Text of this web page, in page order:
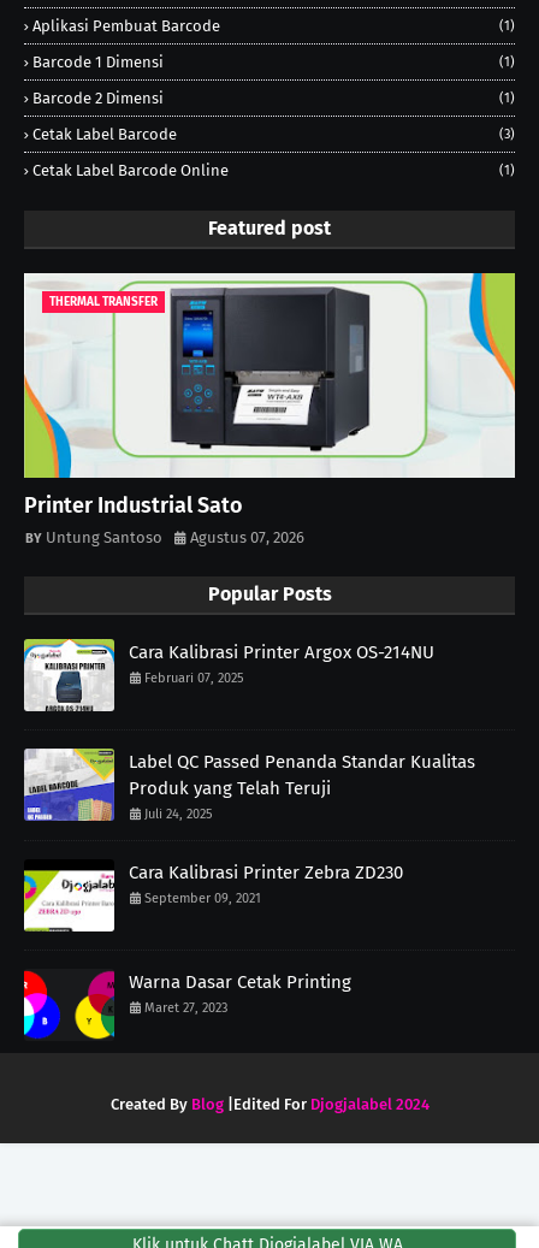
Aplikasi Pembuat Barcode (1)
Barcode 1 Dimensi (1)
Barcode 2 Dimensi (1)
Cetak Label Barcode (3)
Cetak Label Barcode Online (1)
Featured post
THERMAL TRANSFER
Printer Industrial Sato
Untung Santoso Agustus 07, 2026
Popular Posts
Cara Kalibrasi Printer Argox OS-214NU
Februari 07, 2025
Label QC Passed Penanda Standar Kualitas
Produk yang Telah Teruji
Juli 24, 2025
Cara Kalibrasi Printer Zebra ZD230
September 09, 2021
Warna Dasar Cetak Printing
Maret 27, 2023
Created By Blog|Edited For Djogjalabel 2024